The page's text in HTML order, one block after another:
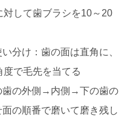
して歯ブラシを10～20
分け：歯の面は直角に、
で毛先を当てる
歯の外側→内側→下の歯の
の順番で磨いて磨き残し